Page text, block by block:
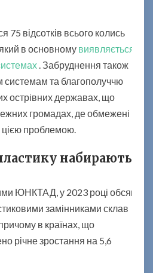
і
в
м
р
и
ч
и
о
н
н
75 відсотків всього колись
в основному виявляється
. Забруднення також
системам та благополуччю
острівних державах, що
громадах, де обмежені
цією проблемою.
набирають
ЮНКТАД, у 2023 році обсяг
замінниками склав
в країнах, що
річне зростання на 5,6